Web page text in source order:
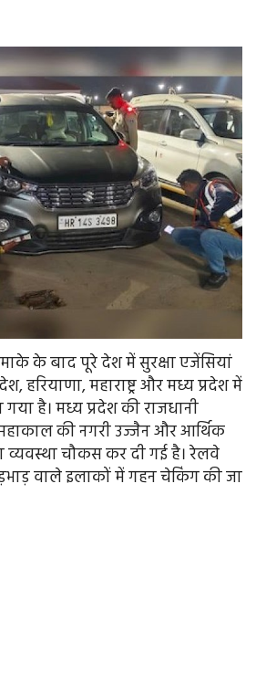
के बाद पूरे देश में सुरक्षा एजेंसियां
हरियाणा, महाराष्ट्र और मध्य प्रदेश में
है। मध्य प्रदेश की राजधानी
की नगरी उज्जैन और आर्थिक
व्यवस्था चौकस कर दी गई है। रेलवे
वाले इलाकों में गहन चेकिंग की जा